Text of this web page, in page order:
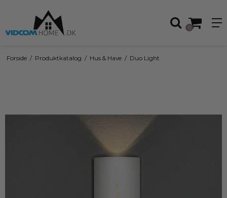
0
Forside / Produktkatalog / Hus & Have / Duo Light